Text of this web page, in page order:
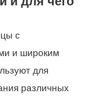
с
и широким
для
различных